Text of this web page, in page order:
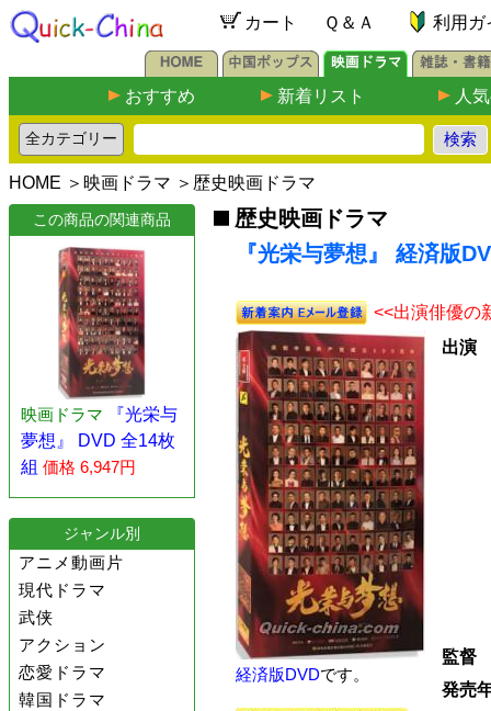
カート Ｑ＆Ａ 利用ガ
おすすめ 新着リスト 人
HOME ＞ 映画ドラマ ＞ 歴史映画ドラマ
この商品の関連商品
映画ドラマ
『光栄与
夢想』 DVD 全14枚
組 価格 6,947円
ジャンル別
アニメ動画片
現代ドラマ
武侠
アクション
恋愛ドラマ
韓国ドラマ
歴史映画ドラマ
『光栄与夢想』 経済版
<<出演俳優の
経済版DVDです。
出演
監督
発売